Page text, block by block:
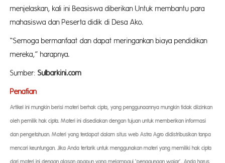
menjelaskan, kali ini Beasiswa diberikan Untuk membantu para
mahasiswa dan Peserta didik di Desa Ako.
“Semoga bermanfaat dan dapat meringankan biaya pendidikan
mereka,” harapnya.
Sumber: Sulbarkini.com
Penafian
Artikel ini mungkin berisi materi berhak cipta, yang penggunaannya mungkin tidak diizinkan
oleh pemilik hak cipta. Materi ini disediakan dengan tujuan untuk memberikan informasi
dan pengetahuan. Materi yang terdapat dalam situs web Astra Agro didistribusikan tanpa
mencari keuntungan. Jika Anda tertarik untuk menggunakan materi yang memiliki hak cipta
dari materi ini dengan alasan apapun yang melampaui ‘penggunaan wajar’, Anda harus